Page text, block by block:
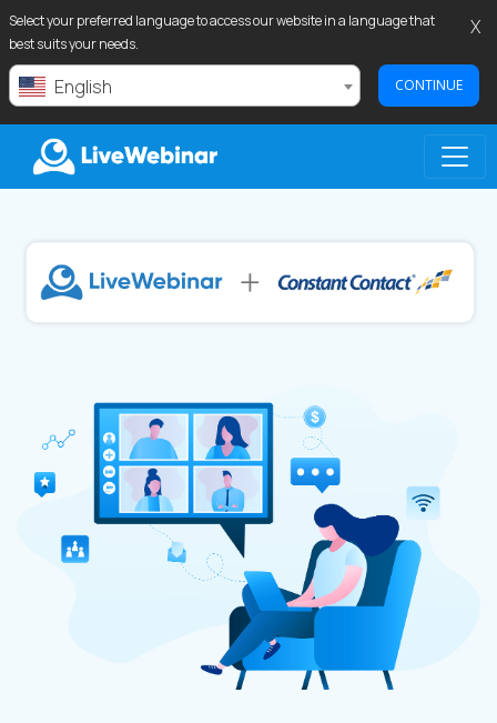
Select your preferred language to access our website in a language that
best suits your needs.
English CONTINUE
X
LIVEWEBINAR.COM